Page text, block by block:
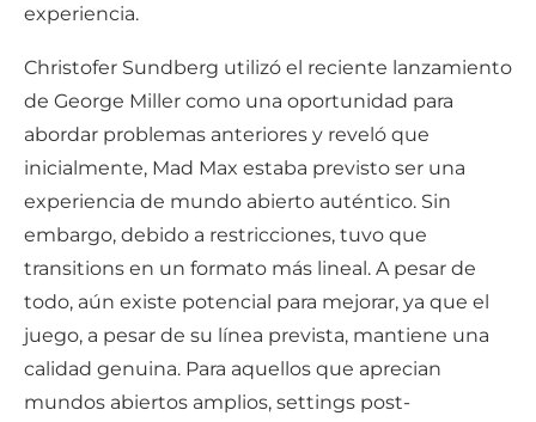
experiencia.
Christofer Sundberg utilizó el reciente lanzamiento
de George Miller como una oportunidad para
abordar problemas anteriores y reveló que
inicialmente, Mad Max estaba previsto ser una
experiencia de mundo abierto auténtico. Sin
embargo, debido a restricciones, tuvo que
transitions en un formato más lineal. A pesar de
todo, aún existe potencial para mejorar, ya que el
juego, a pesar de su línea prevista, mantiene una
calidad genuina. Para aquellos que aprecian
mundos abiertos amplios, settings post-